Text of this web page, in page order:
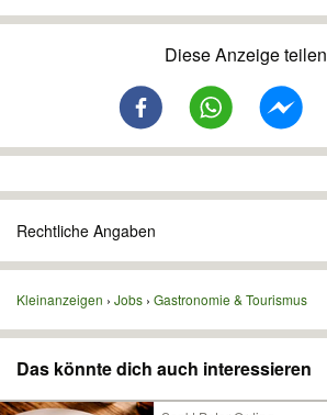
Diese Anzeige teilen
Rechtliche Angaben
Kleinanzeigen Jobs Gastronomie & Tourismus
Das könnte dich auch interessieren